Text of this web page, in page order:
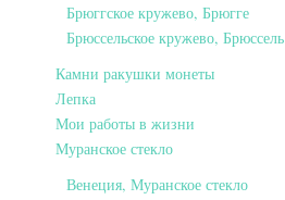
Брюггское кружево, Брюгге
Брюссельское кружево, Брюссель
Камни ракушки монеты
Лепка
Мои работы в жизни
Муранское стекло
Венеция, Муранское стекло